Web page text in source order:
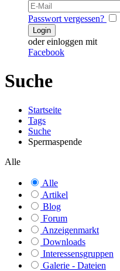
Passwort vergessen?
Login
oder einloggen mit
Facebook
Suche
Startseite
Tags
Suche
Spermaspende
Alle
Alle
Artikel
Blog
Forum
Anzeigenmarkt
Downloads
Interessensgruppen
Galerie - Dateien